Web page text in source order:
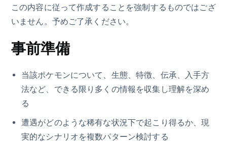
この内容に従って作成することを強制するものではござ
いません。予めご了承ください。
事前準備
当該ポケモンについて、生態、特徴、伝承、入手方
法など、できる限り多くの情報を収集し理解を深め
る
遭遇がどのような稀有な状況下で起こり得るか、現
実的なシナリオを複数パターン検討する